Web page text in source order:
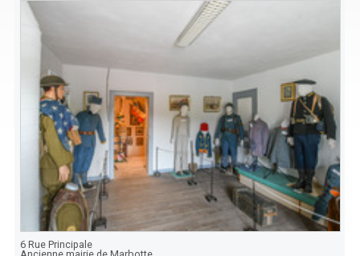
6 Rue Principale